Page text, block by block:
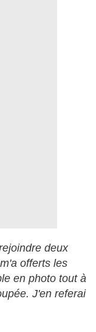
deux
offerts les
en photo tout à
J'en referai